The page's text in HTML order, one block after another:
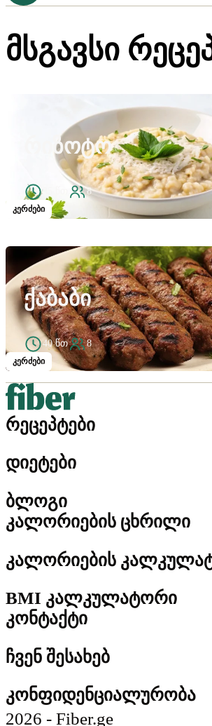
მსგავსი
კერძები
ᲠᲘᲖᲝᲢᲝ
35 წთ 8
კერძები
ᲥᲐᲑᲐᲑᲘ
40 წთ 8
რეცეპტები
დიეტები
ბლოგი
კალორიების ცხრილი
კალორიების
BMI კალკულატორი
კონტაქტი
ჩვენ შესახებ
კონფიდენციალურობა
2026 - Fiber.ge